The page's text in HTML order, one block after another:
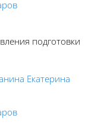
подготовки
Екатерина